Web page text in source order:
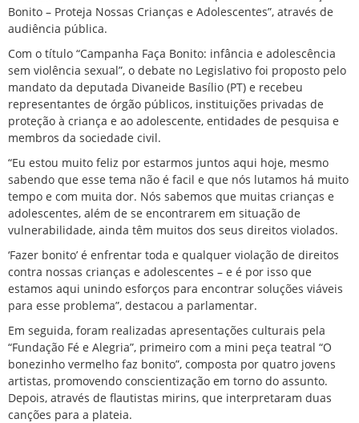
Bonito – Proteja Nossas Crianças e Adolescentes”, através de
audiência pública.
Com o título “Campanha Faça Bonito: infância e adolescência
sem violência sexual”, o debate no Legislativo foi proposto pelo
mandato da deputada Divaneide Basílio (PT) e recebeu
representantes de órgão públicos, instituições privadas de
proteção à criança e ao adolescente, entidades de pesquisa e
membros da sociedade civil.
“Eu estou muito feliz por estarmos juntos aqui hoje, mesmo
sabendo que esse tema não é facil e que nós lutamos há muito
tempo e com muita dor. Nós sabemos que muitas crianças e
adolescentes, além de se encontrarem em situação de
vulnerabilidade, ainda têm muitos dos seus direitos violados.
‘Fazer bonito’ é enfrentar toda e qualquer violação de direitos
contra nossas crianças e adolescentes – e é por isso que
estamos aqui unindo esforços para encontrar soluções viáveis
para esse problema”, destacou a parlamentar.
Em seguida, foram realizadas apresentações culturais pela
“Fundação Fé e Alegria”, primeiro com a mini peça teatral “O
bonezinho vermelho faz bonito”, composta por quatro jovens
artistas, promovendo conscientização em torno do assunto.
Depois, através de flautistas mirins, que interpretaram duas
canções para a plateia.